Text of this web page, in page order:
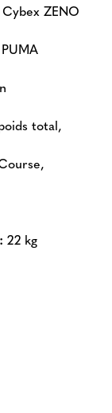
ZENO
total,
22 kg